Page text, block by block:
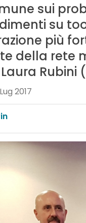
sui
su
più
della rete
Rubini
2017